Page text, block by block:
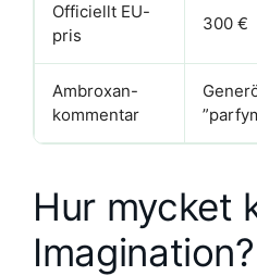
Officiellt EU-
pris
300 €
Ambroxan-
kommentar
Hur mycket
Imagination?